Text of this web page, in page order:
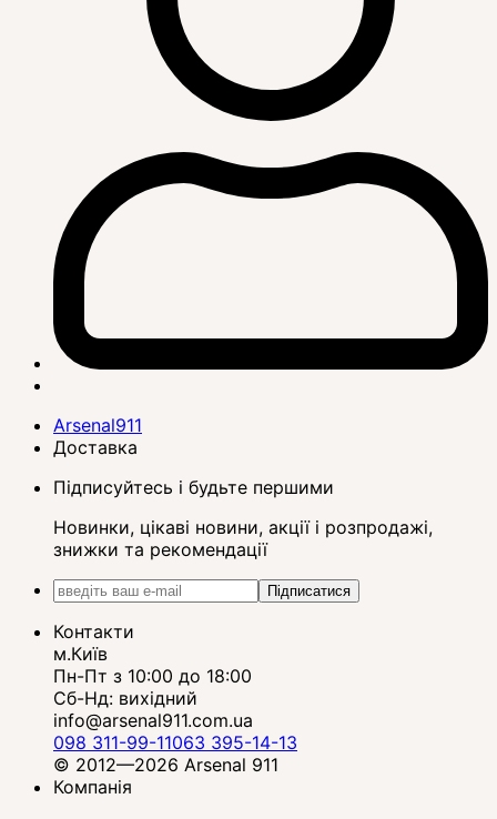
Arsenal911
Доставка
Підписуйтесь і будьте першими
Новинки, цікаві новини, акції і розпродажі,
знижки та рекомендації
Підписатися
Контакти
м.Київ
Пн-Пт з 10:00 до 18:00
Сб-Нд: вихідний
info@arsenal911.com.ua
098 311-99-11063 395-14-13
© 2012—2026 Arsenal 911
Компанія